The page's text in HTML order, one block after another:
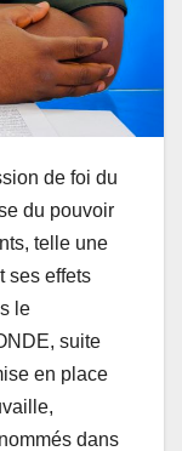
de foi du
du pouvoir
telle une
ses effets
le
suite
en place
dans